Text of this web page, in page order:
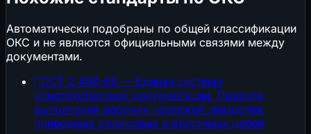
Автоматически подобраны по общей классификации
ОКС и не являются официальными связями между
документами.
ГОСТ 2.408-68 — Единая система
конструкторской документации. Правила
выполнения рабочих чертежей звездочек
приводных роликовых и втулочных цепей